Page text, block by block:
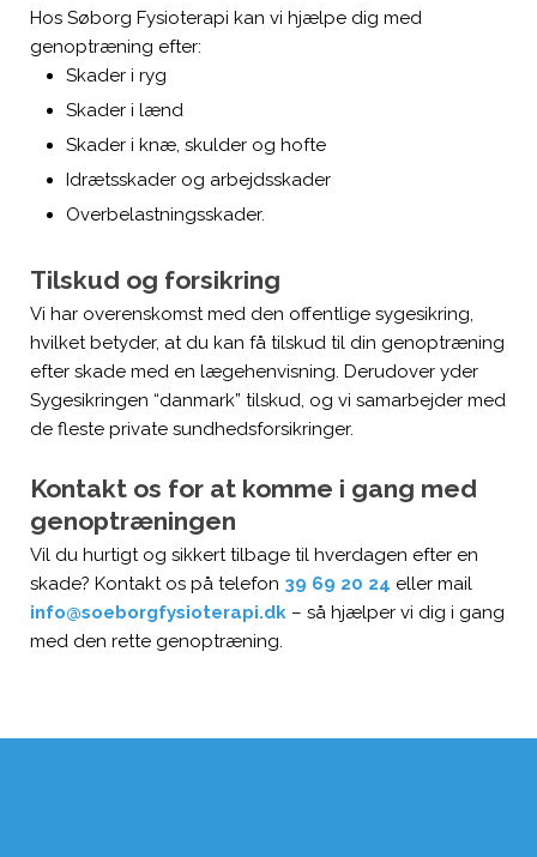
Hos Søborg Fysioterapi kan vi hjælpe dig med
genoptræning efter:
​Skader i ryg
Skader i lænd
Skader i knæ, skulder og hofte
Idrætsskader og arbejdsskader
Overbelastningsskader.
Tilskud og forsikring
Vi har overenskomst med den offentlige sygesikring,
hvilket betyder, at du kan få tilskud til din genoptræning
efter skade med en lægehenvisning. Derudover yder
Sygesikringen “danmark” tilskud, og vi samarbejder med
de fleste private sundhedsforsikringer.
Kontakt os for at komme i gang med
genoptræningen
Vil du hurtigt og sikkert tilbage til hverdagen efter en
skade? Kontakt os på telefon 39 69 20 24 eller mail
info@soeborgfysioterapi.dk– så hjælper vi dig i gang
med den rette genoptræning.​